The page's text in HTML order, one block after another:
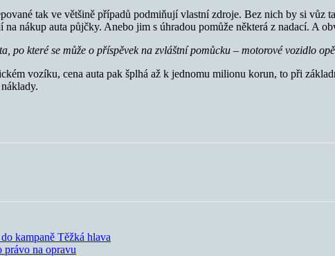
tak ve většině případů podmiňují vlastní zdroje. Bez nich by si
nákup auta půjčky. Anebo jim s úhradou pomůže některá z nadací. A
po které se může o příspěvek na zvláštní pomůcku – motorové vozidlo
vozíku, cena auta pak šplhá až k jednomu milionu korun, to při
kampaně Těžká hlava
právo na opravu